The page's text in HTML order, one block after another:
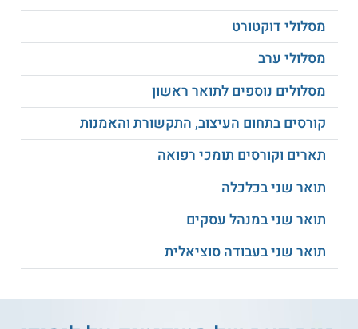
על הסטודנטים והמועמדים מוטלת החובה לבדוק את דהדרישות
שמציב משרד הבריאות לקבלת הרישיון לעסוק בפיזיותרפיה
בישראל.
למידע נוסף לחצו:אוניברסיטת חיפה
מסלולי דוקטורט
מסלולי ערב
מסלולים נוספים לתואר ראשון
קורסים בתחום העיצוב, התקשורת והאמנות
תארים וקורסים תומכי רפואה
תואר שני בכלכלה
תואר שני במנהל עסקים
תואר שני בעבודה סוציאלית